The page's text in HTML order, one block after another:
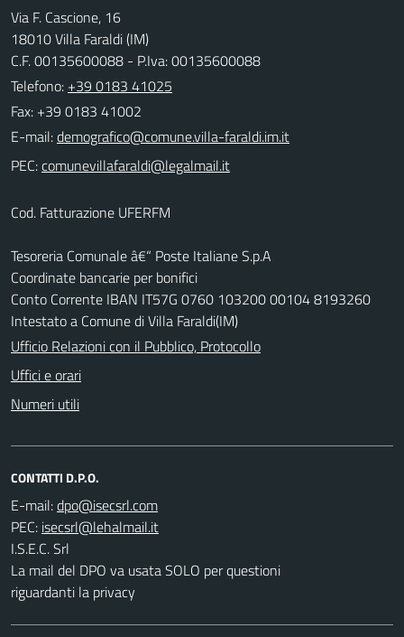
Via F. Cascione, 16
18010 Villa Faraldi (IM)
C.F. 00135600088 - P.Iva: 00135600088
Telefono: +39 0183 41025
Fax: +39 0183 41002
E-mail:
PEC:
Cod. Fatturazione UFERFM
Tesoreria Comunale â€“ Poste Italiane S.p.A
Coordinate bancarie per bonifici
Conto Corrente IBAN IT57G 0760 103200 00104 8193260
Intestato a Comune di Villa Faraldi(IM)
Ufficio Relazioni con il Pubblico, Protocollo
Uffici e orari
Numeri utili
CONTATTI D.P.O.
E-mail:
PEC:
I.S.E.C. Srl
La mail del DPO va usata SOLO per questioni
riguardanti la privacy